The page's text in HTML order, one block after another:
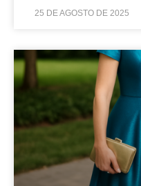
25 DE AGOSTO DE 2025